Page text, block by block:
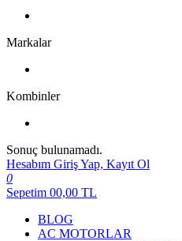
Markalar
Kombinler
Sonuç bulunamadı.
Hesabım Giriş Yap, Kayıt Ol
0
Sepetim 00,00 TL
BLOG
AC MOTORLAR